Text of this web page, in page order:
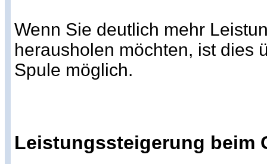
Wenn Sie deutlich mehr
herausholen möchten, ist dies
Spule möglich.
Leistungssteigerung beim